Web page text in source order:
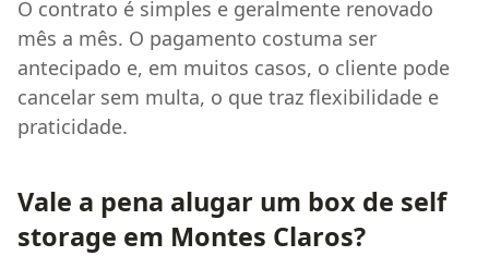
O contrato é simples e geralmente renovado
mês a mês. O pagamento costuma ser
antecipado e, em muitos casos, o cliente pode
cancelar sem multa, o que traz flexibilidade e
praticidade.
Vale a pena alugar um box de self
storage em Montes Claros?